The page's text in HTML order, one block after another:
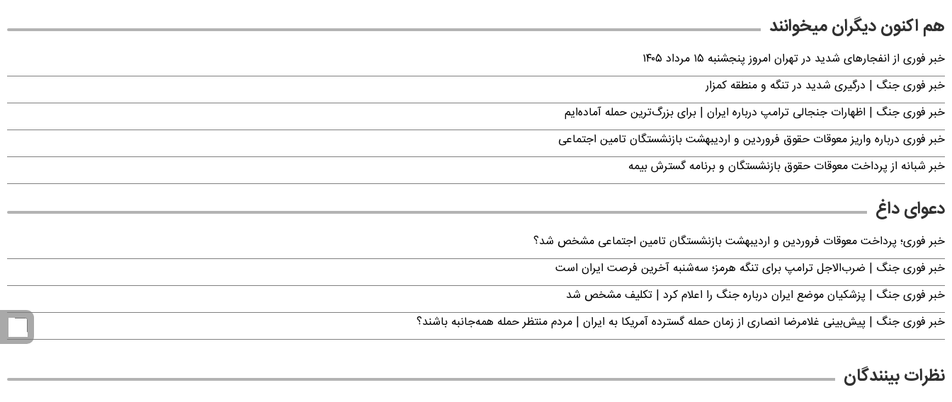
هم اکنون دیگران میخوانند
خبر فوری از انفجارهای شدید در تهران امروز پنجشنبه ۱۵ مرداد ۱۴۰۵
خبر فوری جنگ | درگیری شدید در تنگه و منطقه کمزار
خبر فوری جنگ | اظهارات جنجالی ترامپ درباره ایران | برای بزرگ‌ترین حمله آماده‌ایم
خبر فوری درباره واریز معوقات حقوق فروردین و اردیبهشت بازنشستگان تامین اجتماعی
خبر شبانه از پرداخت معوقات حقوق بازنشستگان و برنامه گسترش بیمه
دعوای داغ
خبر فوری؛ پرداخت معوقات فروردین و اردیبهشت بازنشستگان تامین اجتماعی مشخص شد؟
خبر فوری جنگ | ضرب‌الاجل ترامپ برای تنگه هرمز؛ سه‌شنبه آخرین فرصت ایران است
خبر فوری جنگ | پزشکیان موضع ایران درباره جنگ را اعلام کرد | تکلیف مشخص شد
خبر فوری جنگ | پیش‌بینی غلامرضا انصاری از زمان حمله گسترده آمریکا به ایران | مردم منتظر حمله همه‌جانبه باشند؟
نظرات بینندگان